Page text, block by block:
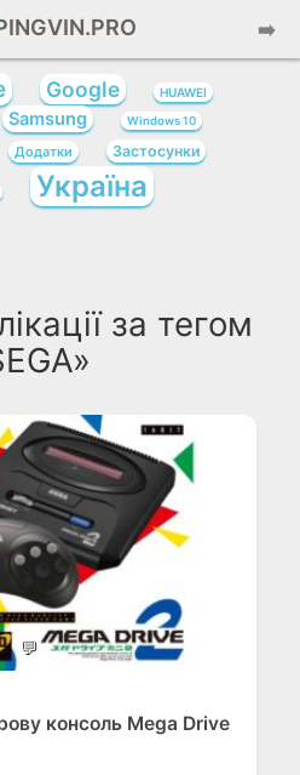
➡️
Google HUAWEI
Samsung Windows 10
Додатки Застосунки
Україна
за тегом
💬
консоль Mega Drive